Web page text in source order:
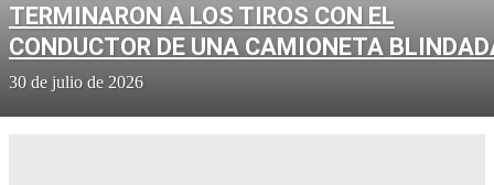
TERMINARON A LOS TIROS CON EL
CONDUCTOR DE UNA CAMIONETA
30 de julio de 2026